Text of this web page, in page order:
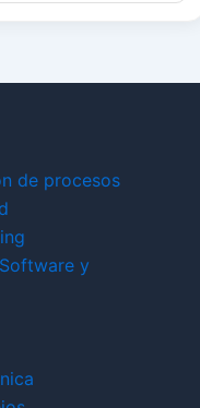
de procesos
y